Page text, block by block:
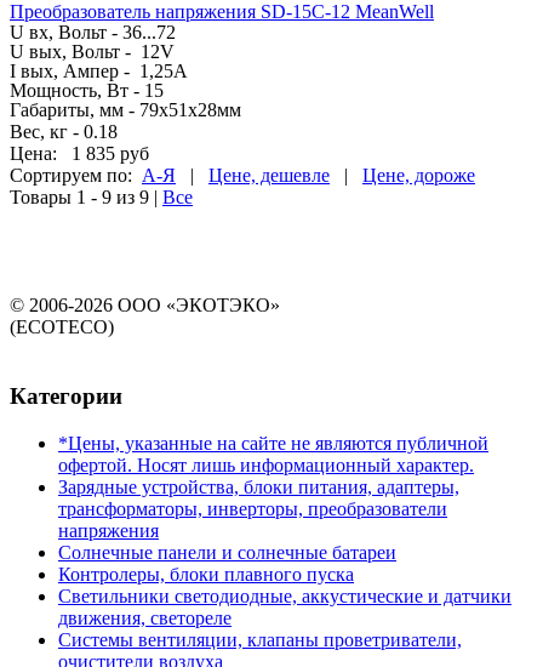
Преобразователь напряжения SD-15C-12 MeanWell
U вх, Вольт - 36...72
U вых, Вольт - 12V
I вых, Ампер - 1,25A
Мощность, Вт - 15
Габариты, мм - 79х51х28мм
Вес, кг - 0.18
Цена: 1 835 руб
Сортируем по: А-Я | Цене, дешевле | Цене, дороже
Товары 1 - 9 из 9 | Все
© 2006-2026 ООО «ЭКОТЭКО»
(ECOTECO)
Категории
*Цены, указанные на сайте не являются публичной
офертой. Носят лишь информационный характер.
Зарядные устройства, блоки питания, адаптеры,
трансформаторы, инверторы, преобразователи
напряжения
Солнечные панели и солнечные батареи
Контролеры, блоки плавного пуска
Светильники светодиодные, аккустические и датчики
движения, светореле
Системы вентиляции, клапаны проветриватели,
очистители воздуха